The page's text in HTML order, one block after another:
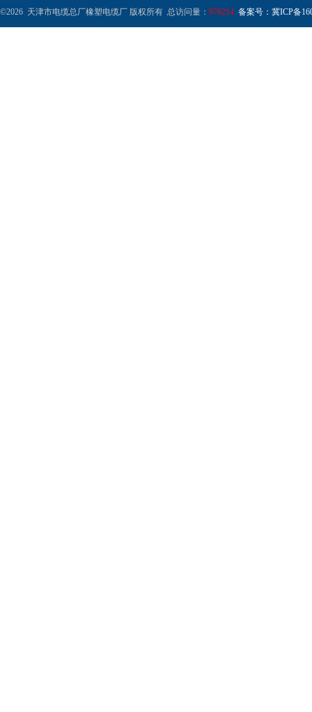
©2026 天津市电缆总厂橡塑电缆厂 版权所有 总访问量： 976214 备案号：冀ICP备